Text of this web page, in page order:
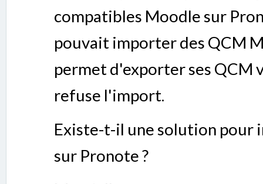
compatibles Moodle sur
pouvait importer des QCM
permet d'exporter ses QCM
refuse l'import.
Existe-t-il une solution pour
sur Pronote ?